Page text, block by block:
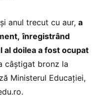
anul trecut cu aur, a
înregistrând
al doilea a fost ocupat
câștigat bronz la
Ministerul Educației,